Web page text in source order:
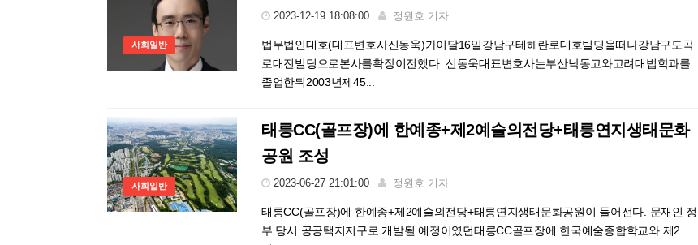
사회일반
2023-12-19 18:08:00 정원호 기자
법무법인대호(대표변호사신동욱)가이달16일강남구테헤란로대호빌딩을떠나강남구도곡
로대진빌딩으로본사를확장이전했다. 신동욱대표변호사는부산낙동고와고려대법학과를
졸업한뒤2003년제45...
사회일반
태릉CC(골프장)에 한예종+제2예술의전당+태릉연지생태문화
공원 조성
2023-06-27 21:01:00 정원호 기자
태릉CC(골프장)에 한예종+제2예술의전당+태릉연지생태문화공원이 들어선다. 문재인 정
부 당시 공공택지지구로 개발될 예정이였던태릉CC골프장에 한국예술종합학교와 제2